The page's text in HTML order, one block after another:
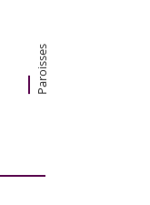
Paroisses